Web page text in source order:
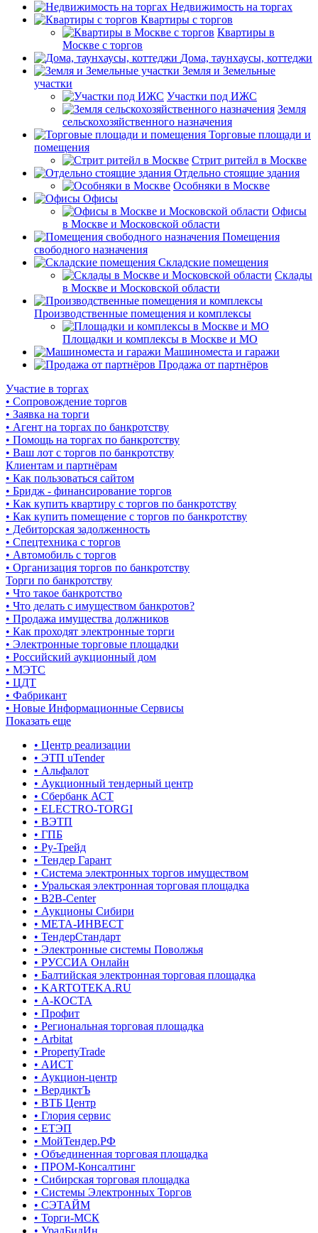
Недвижимость на торгах
Квартиры с торгов
Квартиры в
Москве с торгов
Дома, таунхаусы, коттеджи
Земля и Земельные
участки
Участки под ИЖС
Земля
сельскохозяйственного назначения
Торговые площади и
помещения
Стрит ритейл в Москве
Отдельно стоящие здания
Особняки в Москве
Офисы
Офисы
в Москве и Московской области
Помещения
свободного назначения
Складские помещения
Склады
в Москве и Московской области
Производственные помещения и комплексы
Площадки и комплексы в Москве и МО
Машиноместа и гаражи
Продажа от партнёров
Участие в торгах
• Сопровождение торгов
• Заявка на торги
• Агент на торгах по банкротству
• Помощь на торгах по банкротству
• Ваш лот с торгов по банкротству
Клиентам и партнёрам
• Как пользоваться сайтом
• Бридж - финансирование торгов
• Как купить квартиру с торгов по банкротству
• Как купить помещение с торгов по банкротству
• Дебиторская задолженность
• Спецтехника с торгов
• Автомобиль с торгов
• Организация торгов по банкротству
Торги по банкротству
• Что такое банкротство
• Что делать с имуществом банкротов?
• Продажа имущества должников
• Как проходят электронные торги
• Электронные торговые площадки
• Российский аукционный дом
• МЭТС
• ЦДТ
• Фабрикант
• Новые Информационные Сервисы
Показать еще
• Центр реализации
• ЭТП uTender
• Альфалот
• Аукционный тендерный центр
• Сбербанк АСТ
• ELECTRO-TORGI
• ВЭТП
• ГПБ
• Ру-Трейд
• Тендер Гарант
• Система электронных торгов имуществом
• Уральская электронная торговая площадка
• B2B-Center
• Аукционы Сибири
• МЕТА-ИНВЕСТ
• ТендерСтандарт
• Электронные системы Поволжья
• РУССИА Онлайн
• Балтийская электронная торговая площадка
• KARTOTEKA.RU
• А-КОСТА
• Профит
• Региональная торговая площадка
• Arbitat
• PropertyTrade
• АИСТ
• Аукцион-центр
• ВердиктЪ
• ВТБ Центр
• Глория сервис
• ЕТЭП
• МойТендер.РФ
• Объединенная торговая площадка
• ПРОМ-Консалтинг
• Сибирская торговая площадка
• Системы Электронных Торгов
• СЭТАЙМ
• Торги-МСК